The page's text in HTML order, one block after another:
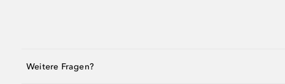
Weitere Fragen?